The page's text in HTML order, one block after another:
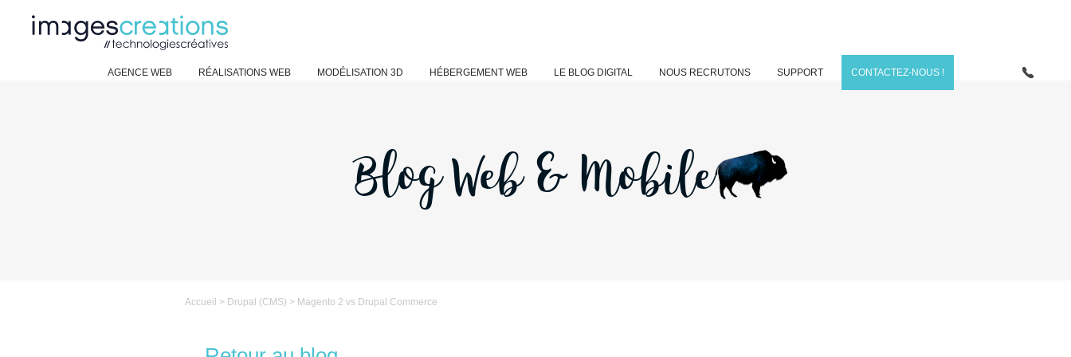
AGENCE WEB RÉALISATIONS WEB MODÉLISATION 3D HÉBERGEMENT WEB LE BLOG DIGITAL NOUS RECRUTONS SUPPORT CONTACTEZ-NOUS !
Blog Web & Mobile
Accueil > Drupal (CMS) > Magento 2 vs Drupal Commerce